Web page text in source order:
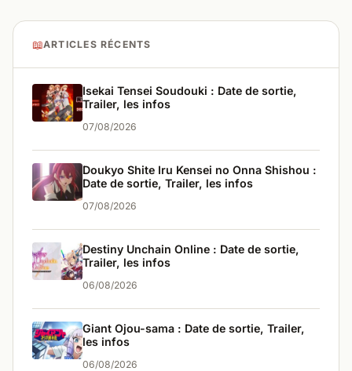
📖ARTICLES RÉCENTS
Isekai Tensei Soudouki : Date de sortie,
Trailer, les infos
07/08/2026
Doukyo Shite Iru Kensei no Onna Shishou :
Date de sortie, Trailer, les infos
07/08/2026
Destiny Unchain Online : Date de sortie,
Trailer, les infos
06/08/2026
Giant Ojou-sama : Date de sortie, Trailer,
les infos
06/08/2026